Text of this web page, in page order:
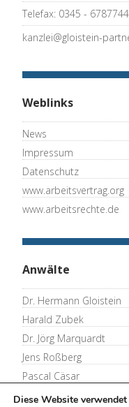
Telefax: 0345 -
kanzlei@gloistein-
Weblinks
News
Impressum
Datenschutz
www.arbeitsvertrag.org
www.arbeitsrechte.de
Anwälte
Dr. Hermann Gloistein
Harald Zubek
Dr. Jörg Marquardt
Jens Roßberg
Pascal Cäsar
Thomas Merkel
Diese Website